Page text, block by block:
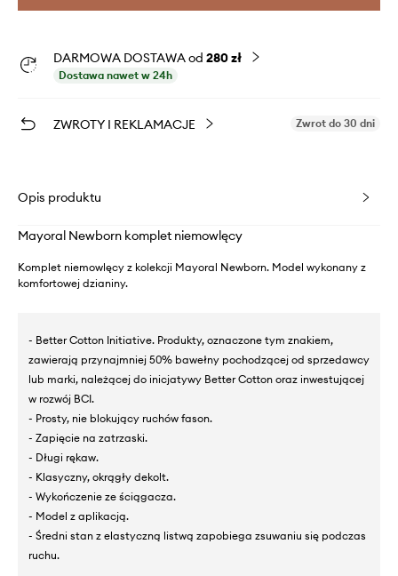
DARMOWA DOSTAWA od 280 zł
Dostawa nawet w 24h
ZWROTY I REKLAMACJE Zwrot do 30 dni
Opis produktu
Mayoral Newborn komplet niemowlęcy
Komplet niemowlęcy z kolekcji Mayoral Newborn. Model wykonany z
komfortowej dzianiny.
- Better Cotton Initiative. Produkty, oznaczone tym znakiem,
zawierają przynajmniej 50% bawełny pochodzącej od sprzedawcy
lub marki, należącej do inicjatywy Better Cotton oraz inwestującej
w rozwój BCI.
- Prosty, nie blokujący ruchów fason.
- Zapięcie na zatrzaski.
- Długi rękaw.
- Klasyczny, okrągły dekolt.
- Wykończenie ze ściągacza.
- Model z aplikacją.
- Średni stan z elastyczną listwą zapobiega zsuwaniu się podczas
ruchu.